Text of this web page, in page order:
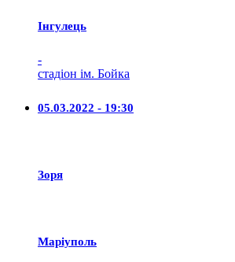
Iнгулець
-
стадіон ім. Бойка
05.03.2022 - 19:30
Зоря
Маріуполь